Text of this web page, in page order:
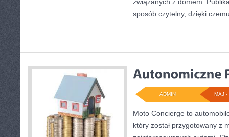
sposób czytelny, dzięki
MAJ -
ADMIN
Moto Concierge to
który został przygotowany z